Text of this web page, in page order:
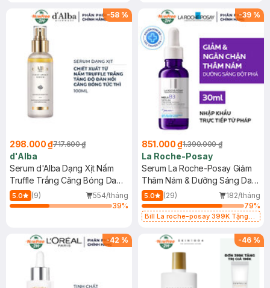
-58 %
298.000 ₫717.600 ₫
d'Alba
Serum d'Alba Dạng Xịt Nấm
Truffle Trắng Căng Bóng Da
100ml
5.0 (9)
554/tháng
39%
-39 %
851.000 ₫1.390.000 ₫
La Roche-Posay
Serum La Roche-Posay Giảm
Thâm Nám & Dưỡng Sáng Da
30ml
5.0 (29)
182/tháng
79%
Bill La roche-posay 399K Tặng
(SL có hạn)
-42 % -46 %